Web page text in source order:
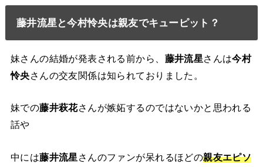
藤井流星と今村怜央は親友でキューピット？
妹さんの結婚が発表される前から、 藤井流星さんは今村
怜央さんの交友関係は知られておりました。
妹での藤井萩花さんが嫉妬するのではないかと思われる
話や
中には藤井流星 さんのファンが呆れるほどの親友エピソ